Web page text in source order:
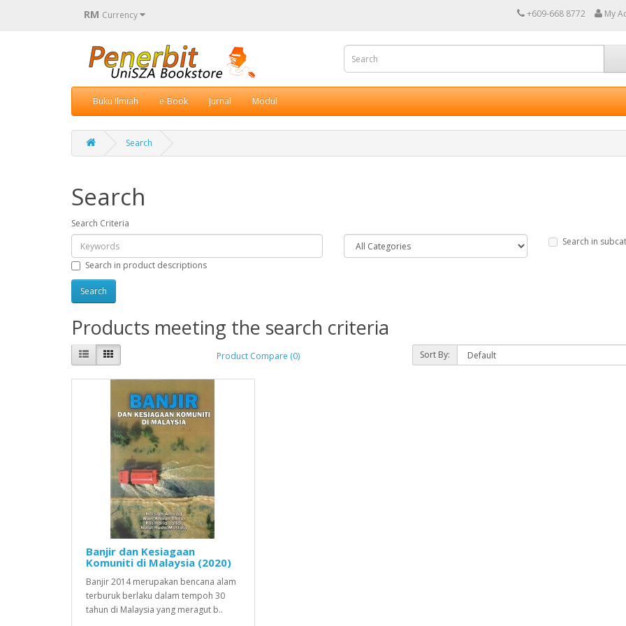
RM Currency +609-668 8772 My
Buku Ilmiah e-Book Jurnal Modul
Search
Search
Search Criteria
Search in
Search in product descriptions
Products meeting the search criteria
Product Compare (0) Sort By:
Banjir dan Kesiagaan
Komuniti di Malaysia (2020)
Banjir 2014 merupakan bencana alam
terburuk berlaku dalam tempoh 30
tahun di Malaysia yang meragut b..